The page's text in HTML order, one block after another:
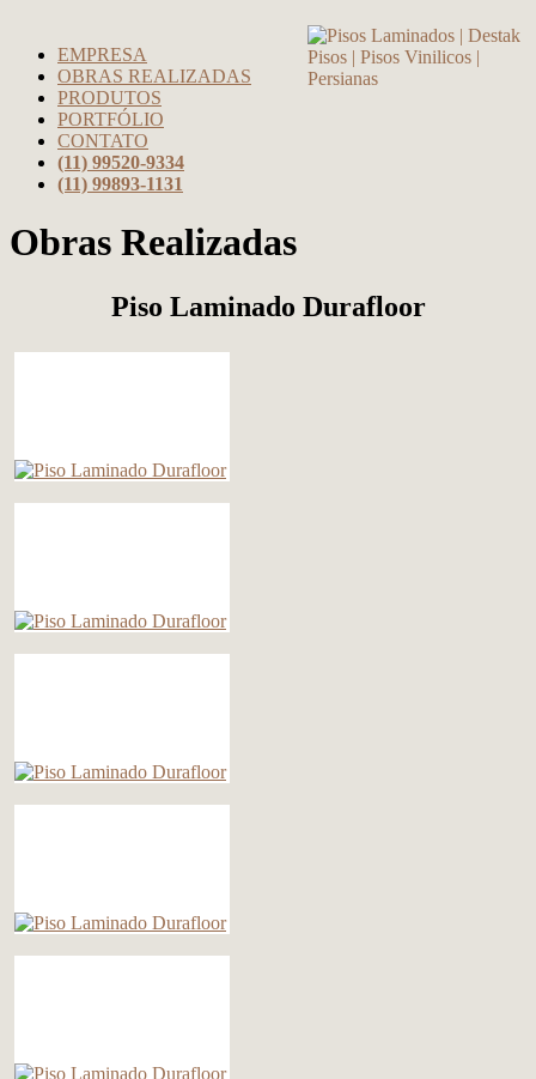
EMPRESA
OBRAS REALIZADAS
PRODUTOS
PORTFÓLIO
CONTATO
(11) 99520-9334
(11) 99893-1131
Obras Realizadas
Piso Laminado Durafloor